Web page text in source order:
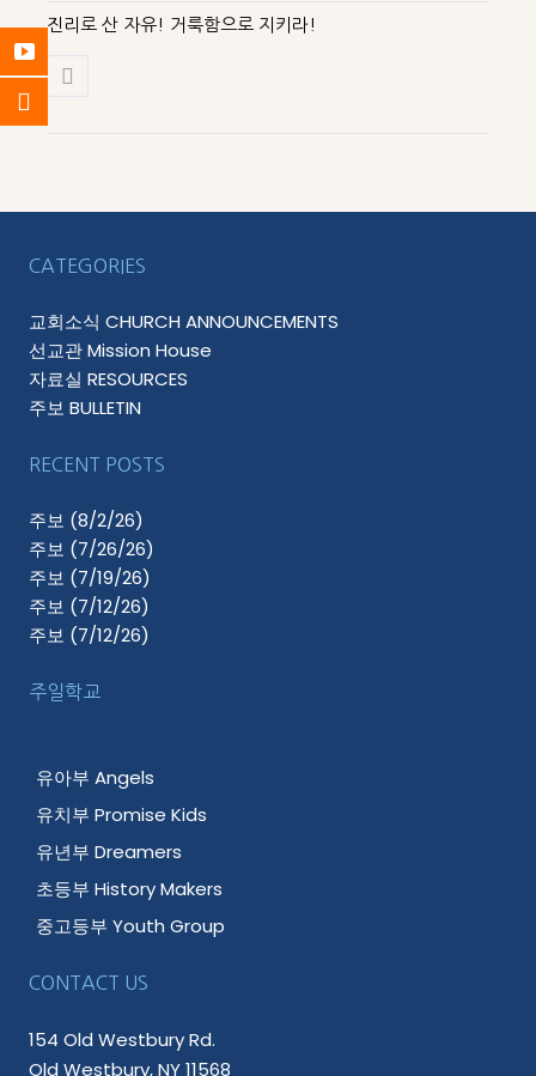
진리로 산 자유! 거룩함으로 지키라!
CATEGORIES
교회소식 CHURCH ANNOUNCEMENTS
선교관 Mission House
자료실 RESOURCES
주보 BULLETIN
RECENT POSTS
주보 (8/2/26)
주보 (7/26/26)
주보 (7/19/26)
주보 (7/12/26)
주보 (7/12/26)
주일학교
유아부 Angels
유치부 Promise Kids
유년부 Dreamers
초등부 History Makers
중고등부 Youth Group
CONTACT US
154 Old Westbury Rd.
Old Westbury, NY 11568